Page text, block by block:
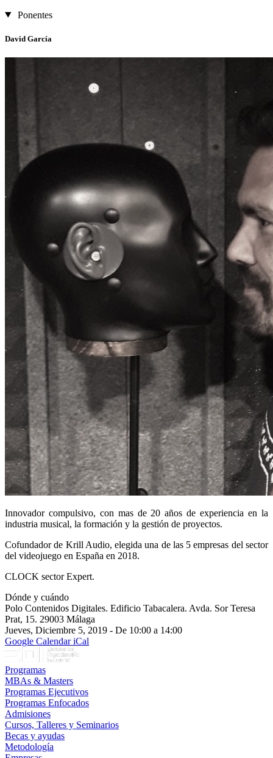
Ponentes
David García
Innovador compulsivo, con mas de 20 años de experiencia en la
industria musical, la formación y la gestión de proyectos.
Cofundador de Krill Audio, elegida una de las 5 empresas del sector
del videojuego en España en 2018.
CLOCK sector Expert.
Dónde y cuándo
Polo Contenidos Digitales. Edificio Tabacalera. Avda. Sor Teresa
Prat, 15. 29003 Málaga
Jueves, Diciembre 5, 2019 - De 10:00 a 14:00
Google CalendariCal
Programas
MBAs & Masters
Programas Ejecutivos
Programas Enfocados
Admisiones
Cursos, Talleres y Seminarios
Becas y ayudas
Metodología